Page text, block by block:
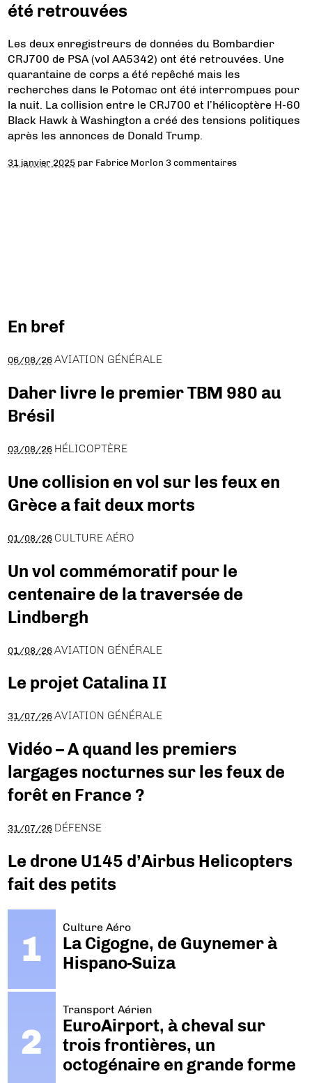
été retrouvées
Les deux enregistreurs de données du Bombardier
CRJ700 de PSA (vol AA5342) ont été retrouvées. Une
quarantaine de corps a été repêché mais les
recherches dans le Potomac ont été interrompues pour
la nuit. La collision entre le CRJ700 et l’hélicoptère H-60
Black Hawk à Washington a créé des tensions politiques
après les annonces de Donald Trump.
31 janvier 2025 par Fabrice Morlon 3 commentaires
En bref
06/08/26 AVIATION GÉNÉRALE
Daher livre le premier TBM 980 au
Brésil
03/08/26 HÉLICOPTÈRE
Une collision en vol sur les feux en
Grèce a fait deux morts
01/08/26 CULTURE AÉRO
Un vol commémoratif pour le
centenaire de la traversée de
Lindbergh
01/08/26 AVIATION GÉNÉRALE
Le projet Catalina II
31/07/26 AVIATION GÉNÉRALE
Vidéo – A quand les premiers
largages nocturnes sur les feux de
forêt en France ?
31/07/26 DÉFENSE
Le drone U145 d’Airbus Helicopters
fait des petits
Culture Aéro
La Cigogne, de Guynemer à
Hispano-Suiza
Transport Aérien
EuroAirport, à cheval sur
trois frontières, un
octogénaire en grande forme